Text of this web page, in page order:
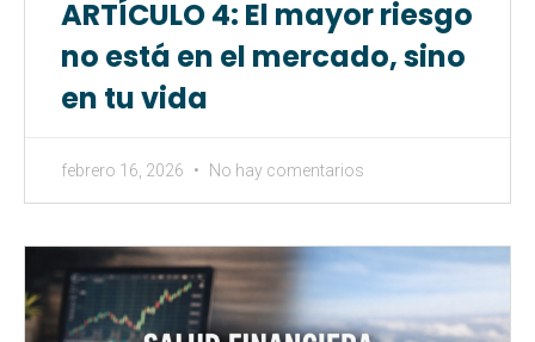
ARTÍCULO 4: El mayor riesgo
no está en el mercado, sino
en tu vida
febrero 16, 2026 No hay comentarios